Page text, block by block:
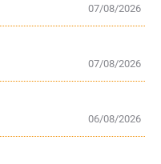
07/08/2026
07/08/2026
06/08/2026